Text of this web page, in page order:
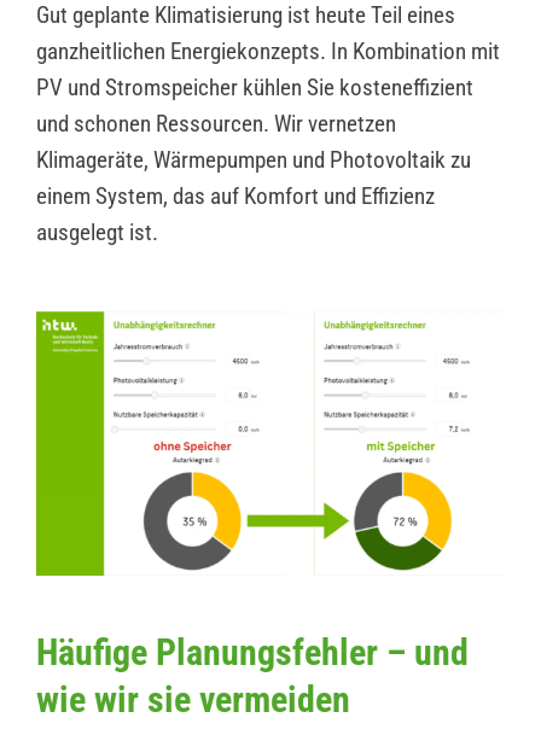
Gut geplante Klimatisierung ist heute Teil eines
ganzheitlichen Energiekonzepts. In Kombination mit
PV und Stromspeicher kühlen Sie kosteneffizient
und schonen Ressourcen. Wir vernetzen
Klimageräte, Wärmepumpen und Photovoltaik zu
einem System, das auf Komfort und Effizienz
ausgelegt ist.
Häufige Planungsfehler – und
wie wir sie vermeiden